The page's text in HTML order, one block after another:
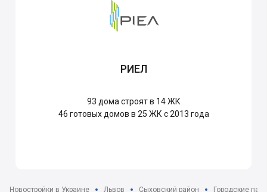
РИЕЛ
93 дома строят в 14 ЖК
46 готовых домов в 25 ЖК с 2013 года
Новостройки в Украине Львов Сыховский район Городские